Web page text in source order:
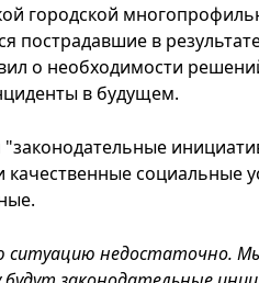
городской
пострадавшие в
о необходимости
в будущем.
социальные
ситуацию недостаточно.